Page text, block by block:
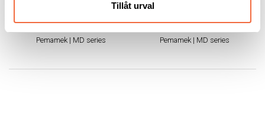
Tillåt urval
Svetsbom MD 3×3
Pemamek| MD series
Svetsbom MD 4×4
Pemamek| MD series